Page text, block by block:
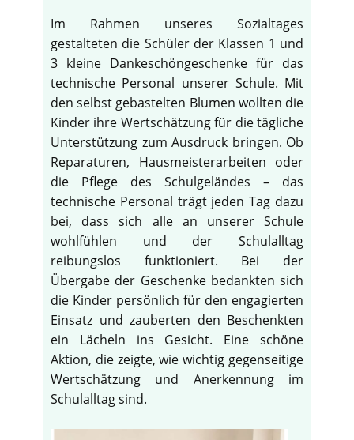
Im Rahmen unseres Sozialtages
gestalteten die Schüler der Klassen 1 und
3 kleine Dankeschöngeschenke für das
technische Personal unserer Schule. Mit
den selbst gebastelten Blumen wollten die
Kinder ihre Wertschätzung für die tägliche
Unterstützung zum Ausdruck bringen. Ob
Reparaturen, Hausmeisterarbeiten oder
die Pflege des Schulgeländes – das
technische Personal trägt jeden Tag dazu
bei, dass sich alle an unserer Schule
wohlfühlen und der Schulalltag
reibungslos funktioniert. Bei der
Übergabe der Geschenke bedankten sich
die Kinder persönlich für den engagierten
Einsatz und zauberten den Beschenkten
ein Lächeln ins Gesicht. Eine schöne
Aktion, die zeigte, wie wichtig gegenseitige
Wertschätzung und Anerkennung im
Schulalltag sind.